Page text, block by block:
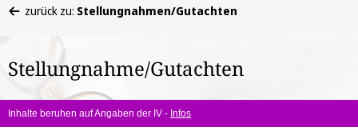
befinden
hier:
zurück zu: Stellungnahmen/Gutachten
Stellungnahme/Gutachten
Inhalte beruhen auf Angaben der IV - Infos